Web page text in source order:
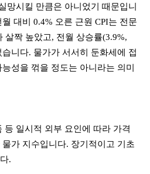
망시킬 만큼은 아니었기 때문입니
대비 0.4% 오른 근원 CPI는 전문
살짝 높았고, 전월 상승률(3.9%,
니다. 물가가 서서히 둔화세에 접
성을 꺾을 정도는 아니라는 의미
등 일시적 외부 요인에 따라 가격
가 지수입니다. 장기적이고 기초
.